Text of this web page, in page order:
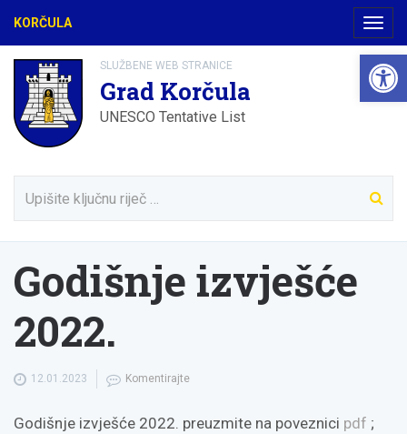
KORČULA
SLUŽBENE WEB STRANICE
Grad Korčula
UNESCO Tentative List
Godišnje izvješće
2022.
12.01.2023 Komentirajte
Godišnje izvješće 2022. preuzmite na poveznici pdf ;